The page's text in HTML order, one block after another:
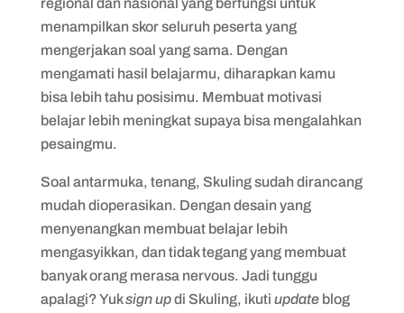
regional dan nasional yang berfungsi untuk
menampilkan skor seluruh peserta yang
mengerjakan soal yang sama. Dengan
mengamati hasil belajarmu, diharapkan kamu
bisa lebih tahu posisimu. Membuat motivasi
belajar lebih meningkat supaya bisa mengalahkan
pesaingmu.
Soal antarmuka, tenang, Skuling sudah dirancang
mudah dioperasikan. Dengan desain yang
menyenangkan membuat belajar lebih
mengasyikkan, dan tidak tegang yang membuat
banyak orang merasa nervous. Jadi tunggu
apalagi? Yuksign updi Skuling, ikuti update blog